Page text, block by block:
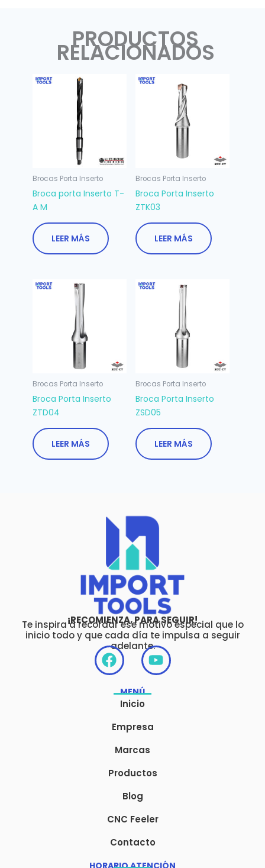
PRODUCTOS
RELACIONADOS
Brocas Porta Inserto
Broca porta Inserto T-
A M
LEER MÁS
Brocas Porta Inserto
Broca Porta Inserto
ZTK03
LEER MÁS
Brocas Porta Inserto
Broca Porta Inserto
ZTD04
LEER MÁS
Brocas Porta Inserto
Broca Porta Inserto
ZSD05
LEER MÁS
¡RECOMIENZA, PARA SEGUIR!
Te inspira a recordar ese motivo especial que lo
inicio todo y que cada día te impulsa a seguir
adelante.
F
a
c
e
o
k
Y
o
u
MENÚ
Inicio
Empresa
Marcas
Productos
Blog
CNC Feeler
Contacto